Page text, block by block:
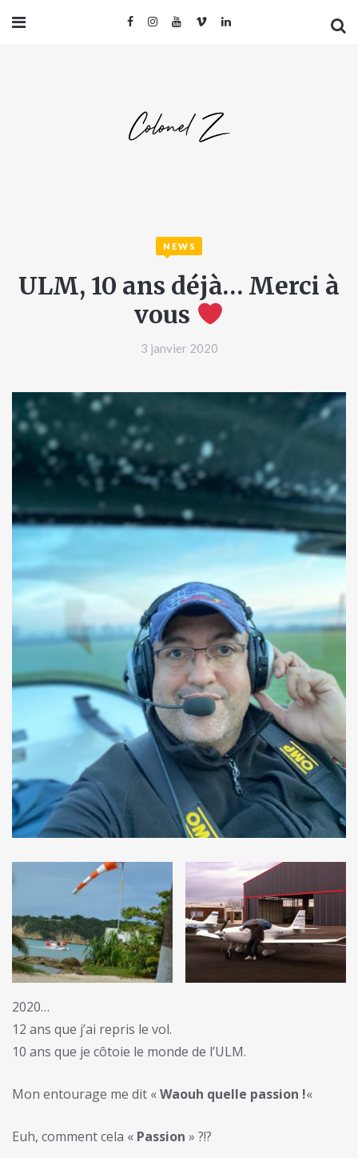
NEWS
ULM, 10 ans déjà… Merci à
vous
3 janvier 2020
2020…
12 ans que j’ai repris le vol.
10 ans que je côtoie le monde de l’ULM.
Mon entourage me dit «Waouh quelle passion !«
Euh, comment cela « Passion » ?!?